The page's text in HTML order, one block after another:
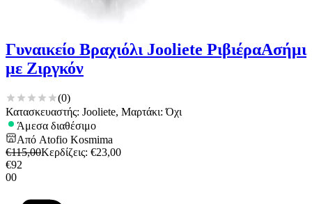
Γυναικείο Βραχιόλι Jooliete ΡιβιέραΑσήμι
με Ζιργκόν
(0)
Κατασκευαστής: Jooliete, Μαρτάκι: Όχι
Άμεσα διαθέσιμο
Από Atofio Kosmima
€115,00Κερδίζεις: €23,00
€92
00